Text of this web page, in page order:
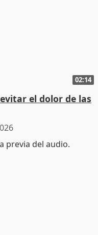
02:14
el dolor de las